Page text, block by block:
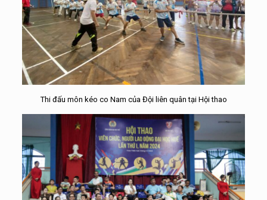
Thi đấu môn kéo co Nam của Đội liên quân tại Hội thao